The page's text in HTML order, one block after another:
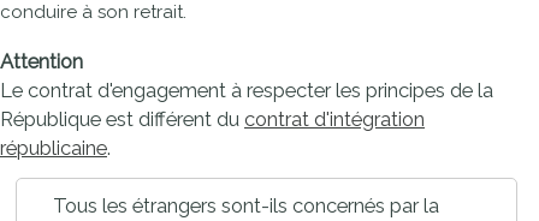
conduire à son retrait.
Attention
Le contrat d'engagement à respecter les principes de la
République est différent du contrat d'intégration
républicaine.
Tous les étrangers sont-ils concernés par la